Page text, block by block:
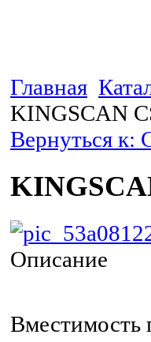
Главная
KINGSCAN
Вернуться к:
Описание
Вместимость